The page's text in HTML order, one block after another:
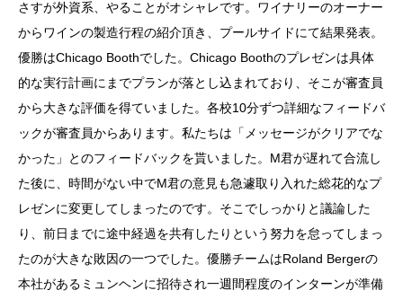
さすが外資系、やることがオシャレです。ワイナリーのオーナー
からワインの製造行程の紹介頂き、プールサイドにて結果発表。
優勝はChicago Boothでした。Chicago Boothのプレゼンは具体
的な実行計画にまでプランが落とし込まれており、そこが審査員
から大きな評価を得ていました。各校10分ずつ詳細なフィードバ
ックが審査員からあります。私たちは「メッセージがクリアでな
かった」とのフィードバックを貰いました。M君が遅れて合流し
た後に、時間がない中でM君の意見も急遽取り入れた総花的なプ
レゼンに変更してしまったのです。そこでしっかりと議論した
り、前日までに途中経過を共有したりという努力を怠ってしまっ
たのが大きな敗因の一つでした。優勝チームはRoland Bergerの
本社があるミュンヘンに招待され一週間程度のインターンが準備